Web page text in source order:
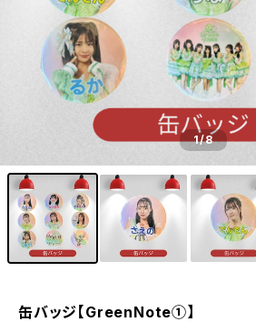
1/8
缶バッジ【GreenNote①】